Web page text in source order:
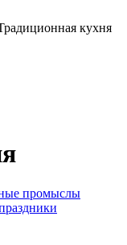
кухня
промыслы